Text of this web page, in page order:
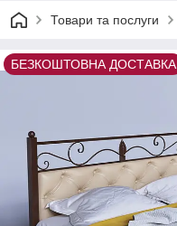
Товари та послуги
БЕЗКОШТОВНА ДОСТАВКА